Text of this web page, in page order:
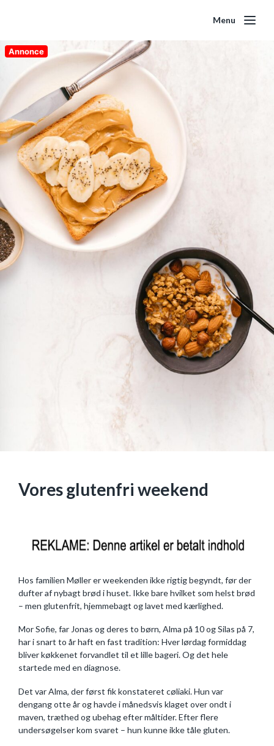
Menu
Annonce
Vores glutenfri weekend
Hos familien Møller er weekenden ikke rigtig begyndt, før der
dufter af nybagt brød i huset. Ikke bare hvilket som helst brød
– men glutenfrit, hjemmebagt og lavet med kærlighed.
Mor Sofie, far Jonas og deres to børn, Alma på 10 og Silas på 7,
har i snart to år haft en fast tradition: Hver lørdag formiddag
bliver køkkenet forvandlet til et lille bageri. Og det hele
startede med en diagnose.
Det var Alma, der først fik konstateret cøliaki. Hun var
dengang otte år og havde i månedsvis klaget over ondt i
maven, træthed og ubehag efter måltider. Efter flere
undersøgelser kom svaret – hun kunne ikke tåle gluten.